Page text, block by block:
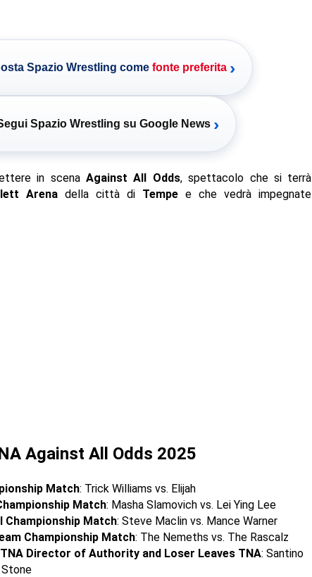
Spazio Wrestling come fonte preferita ›
Spazio Wrestling su Google News ›
in scena Against All Odds, spettacolo che si terrà
Arenadella città di Tempe e che vedrà impegnate
Against All Odds 2025
Match: Trick Williams vs. Elijah
Match: Masha Slamovich vs. Lei Ying Lee
Championship Match: Steve Maclin vs. Mance Warner
Championship Match: The Nemeths vs. The Rascalz
Director of Authority and Loser Leaves TNA: Santino